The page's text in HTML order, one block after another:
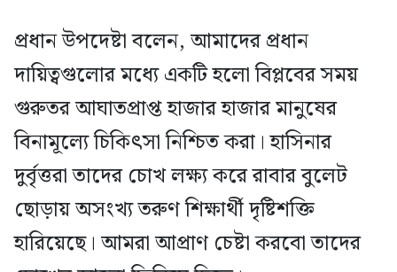
প্রধান উপদেষ্টা বলেন, আমাদের প্রধান
দায়িত্বগুলোর মধ্যে একটি হলো বিপ্লবের সময়
গুরুতর আঘাতপ্রাপ্ত হাজার হাজার মানুষের
বিনামূল্যে চিকিৎসা নিশ্চিত করা। হাসিনার
দুর্বৃত্তরা তাদের চোখ লক্ষ্য করে রাবার বুলেট
ছোড়ায় অসংখ্য তরুণ শিক্ষার্থী দৃষ্টিশক্তি
হারিয়েছে। আমরা আপ্রাণ চেষ্টা করবো তাদের